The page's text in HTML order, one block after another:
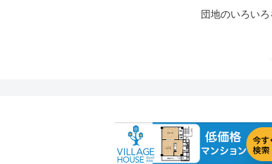
団地のいろい